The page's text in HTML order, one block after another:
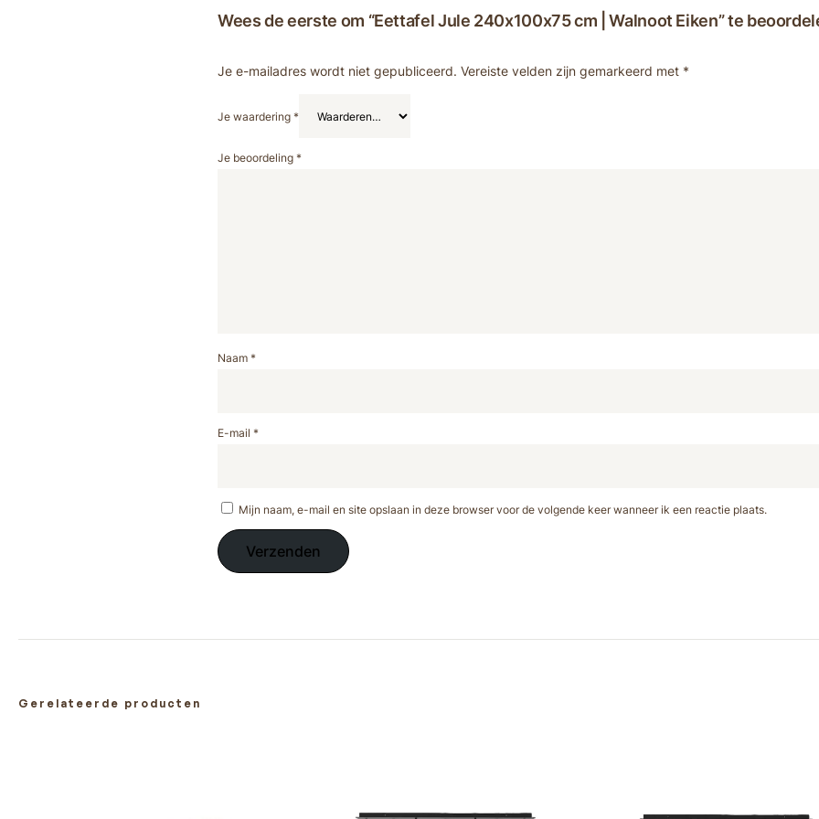
Wees de eerste om “Eettafel Jule 240x100x75 cm | Walnoot Eiken” te
Je e-mailadres wordt niet gepubliceerd. Vereiste velden zijn gemarkeerd met *
Je waardering *
Je beoordeling *
Naam *
E-mail *
Mijn naam, e-mail en site opslaan in deze browser voor de volgende keer wanneer ik een reactie plaats.
Gerelateerde producten